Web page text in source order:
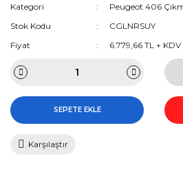
Kategori
Peugeot 406
Stok Kodu
CGLNRSUY
Fiyat
6.779,66 TL + KDV
SEPETE EKLE
Karşılaştır